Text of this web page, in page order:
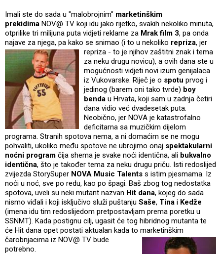
Imali ste do sada u "malobrojnim" marketinškim
prekidima NOV@ TV koji idu jako rijetko, svakih nekoliko minuta,
otprilike tri milijuna puta vidjeti reklame za Mrak film 3, pa onda
najave za njega, pa kako se snimao (i to u nekoliko repriza, jer
repriza - to je njihov zaštitni znak i tema
za neku drugu novicu), a ovih dana ste u
mogućnosti vidjeti novi izum genijalaca
iz Vukovarske. Riječ je o spotu prvog i
jedinog (barem oni tako tvrde) boy
benda u Hrvata, koji sam u zadnja četiri
dana vidio već dvadesetak puta.
Neobično, jer NOVA je katastrofalno
deficitarna sa muzičkim dijelom
programa. Stranih spotova nema, a ni domaćim se ne mogu
pohvaliti, ukoliko među spotove ne ubrojimo onaj spektakularni
noćni program čija shema je svake noći identična, ali bukvalno
identična, što je također tema za neku drugu priču. Isti redoslijed
zvijezda StorySuper NOVA Music Talents s istim pjesmama. Iz
noći u noć, sve po redu, kao po špagi. Baš zbog tog nedostatka
spotova, uveli su neki mutant nazvan Hit dana, kojeg do sada
nismo viđali i koji isključivo služi puštanju Saše, Tina i Kedže
(imena idu tim redoslijedom pretpostavljam prema poretku u
SSNMT). Kada postignu cilj, ugasit će tog hibridnog mutanta te
će Hit dana opet postati aktualan kada to marketinškim
čarobnjacima iz NOV@ TV bude
potrebno.